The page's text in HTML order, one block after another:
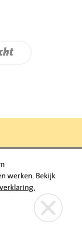
Petenbos
werken.
Bekijk